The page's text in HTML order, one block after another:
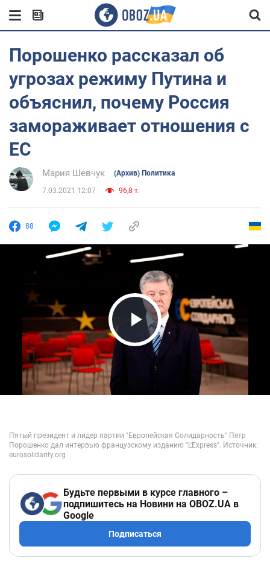
Порошенко рассказал об
угрозах режиму Путина и
объяснил, почему Россия
замораживает отношения с
ЕС
Мария Шевчук (Архив) Политика
7.03.2021 12:07 96,8 т.
88
Play Video
Будьте первыми в курсе главного –
подпишитесь на Новини на OBOZ.UA в
Google
Подписаться